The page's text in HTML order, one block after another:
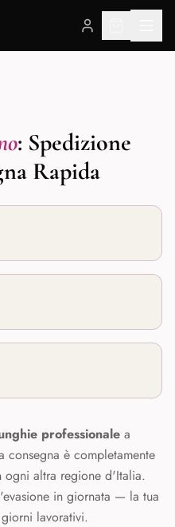
Spedizione Gratuita in Italia · 12
Gratuito 30 Giorni
: Spedizione
Rapida
professionale a
consegna è completamente
ogni altra regione d'Italia.
in giornata — la tua
lavorativi.